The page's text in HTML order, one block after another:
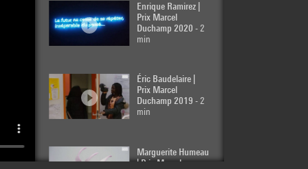
Enrique Ramirez |
Prix Marcel
Duchamp 2020 - 2
min
Éric Baudelaire |
Prix Marcel
Duchamp 2019 - 2
min
Marguerite Humeau
| Prix Marcel